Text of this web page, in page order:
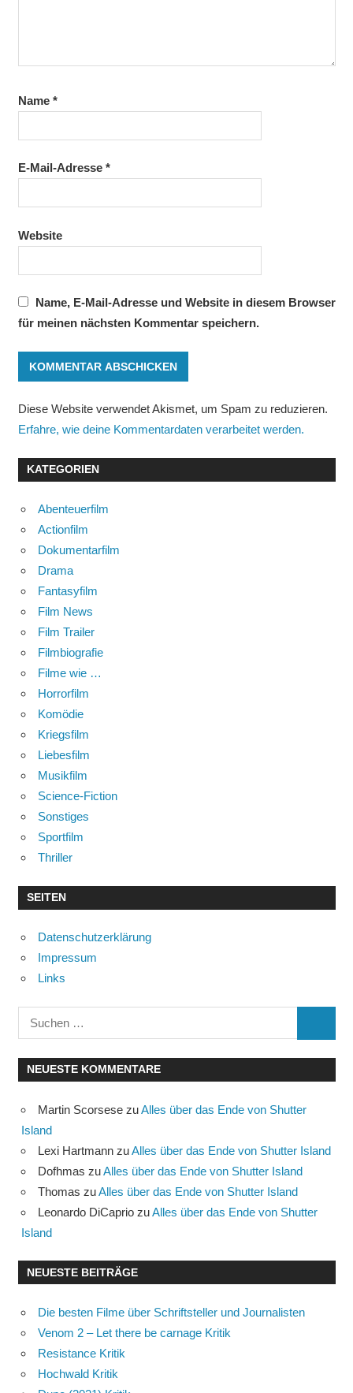
Name *
E-Mail-Adresse *
Website
Name, E-Mail-Adresse und Website in diesem Browser
für meinen nächsten Kommentar speichern.
Diese Website verwendet Akismet, um Spam zu reduzieren.
Erfahre, wie deine Kommentardaten verarbeitet werden.
KATEGORIEN
Abenteuerfilm
Actionfilm
Dokumentarfilm
Drama
Fantasyfilm
Film News
Film Trailer
Filmbiografie
Filme wie …
Horrorfilm
Komödie
Kriegsfilm
Liebesfilm
Musikfilm
Science-Fiction
Sonstiges
Sportfilm
Thriller
SEITEN
Datenschutzerklärung
Impressum
Links
Suchen
nach:
NEUESTE KOMMENTARE
Martin Scorsese zuAlles über das Ende von Shutter
Island
Lexi Hartmann zuAlles über das Ende von Shutter Island
Dofhmas zuAlles über das Ende von Shutter Island
Thomas zuAlles über das Ende von Shutter Island
Leonardo DiCaprio zuAlles über das Ende von Shutter
Island
NEUESTE BEITRÄGE
Die besten Filme über Schriftsteller und Journalisten
Venom 2 – Let there be carnage Kritik
Resistance Kritik
Hochwald Kritik